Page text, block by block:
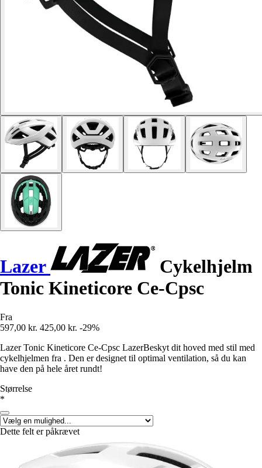
Lazer
Cykelhjelm
Tonic Kineticore Ce-Cpsc
Fra
597,00 kr. 425,00 kr. -29%
Lazer Tonic Kineticore Ce-Cpsc LazerBeskyt dit hoved med stil med
cykelhjelmen fra . Den er designet til optimal ventilation, så du kan
have den på hele året rundt!
Størrelse
*
Dette felt er påkrævet